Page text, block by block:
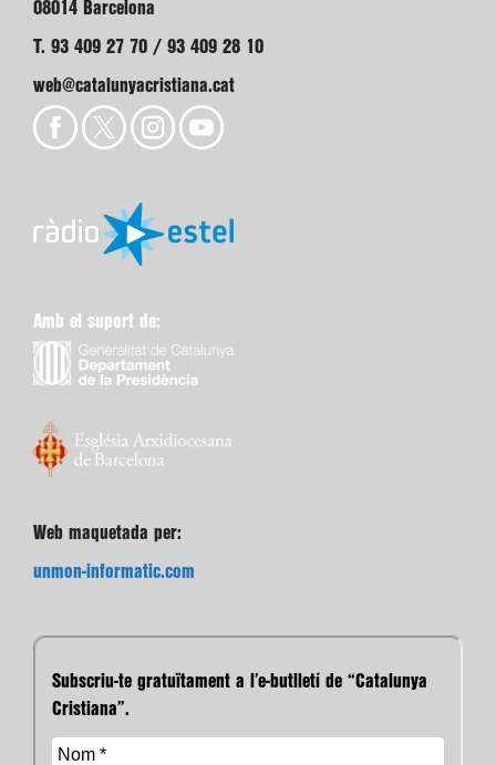
08014 Barcelona
T. 93 409 27 70 / 93 409 28 10
web@catalunyacristiana.cat
Amb el suport de:
Web maquetada per:
unmon-informatic.com
Subscriu-te gratuïtament a l’e-butlletí de “Catalunya
Cristiana”.